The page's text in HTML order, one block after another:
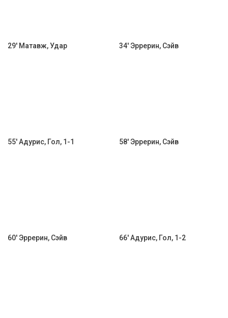
29' Матавж, Удар 34' Эррерин, Сэйв
55' Адурис, Гол, 1-1 58' Эррерин, Сэйв
60' Эррерин, Сэйв 66' Адурис, Гол, 1-2